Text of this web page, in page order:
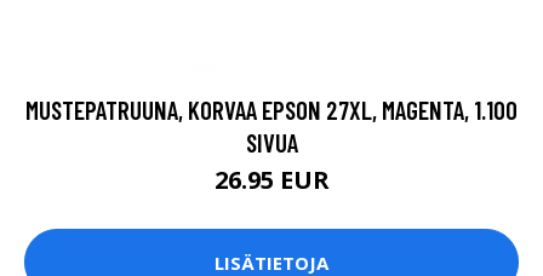
MUSTEPATRUUNA, KORVAA EPSON 27XL, MAGENTA, 1.100
SIVUA
26.95 EUR
LISÄTIETOJA